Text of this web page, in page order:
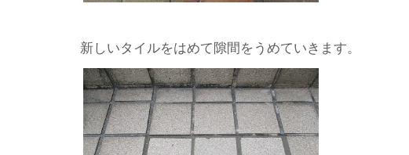
新しいタイルをはめて隙間をうめていきます。